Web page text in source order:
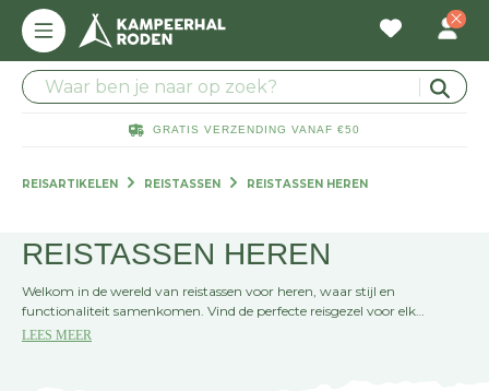
GRATIS VERZENDING VANAF €50
REISARTIKELEN REISTASSEN REISTASSEN HEREN
REISTASSEN HEREN
Welkom in de wereld van reistassen voor heren, waar stijl en
functionaliteit samenkomen. Vind de perfecte reisgezel voor elk
avontuur. Hier vind je de tas die bij je past, klaar voor elk uitje.
LEES MEER